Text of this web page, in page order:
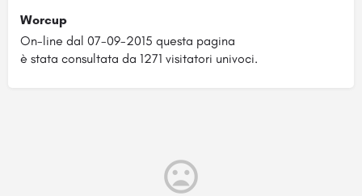
Worcup
On-line dal 07-09-2015 questa pagina
è stata consultata da 1271 visitatori univoci.